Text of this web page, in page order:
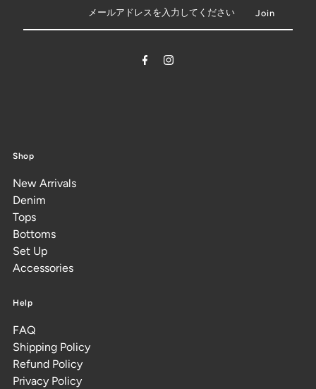
Shop
New Arrivals
Denim
Tops
Bottoms
Set Up
Accessories
Help
FAQ
Shipping Policy
Refund Policy
Privacy Policy